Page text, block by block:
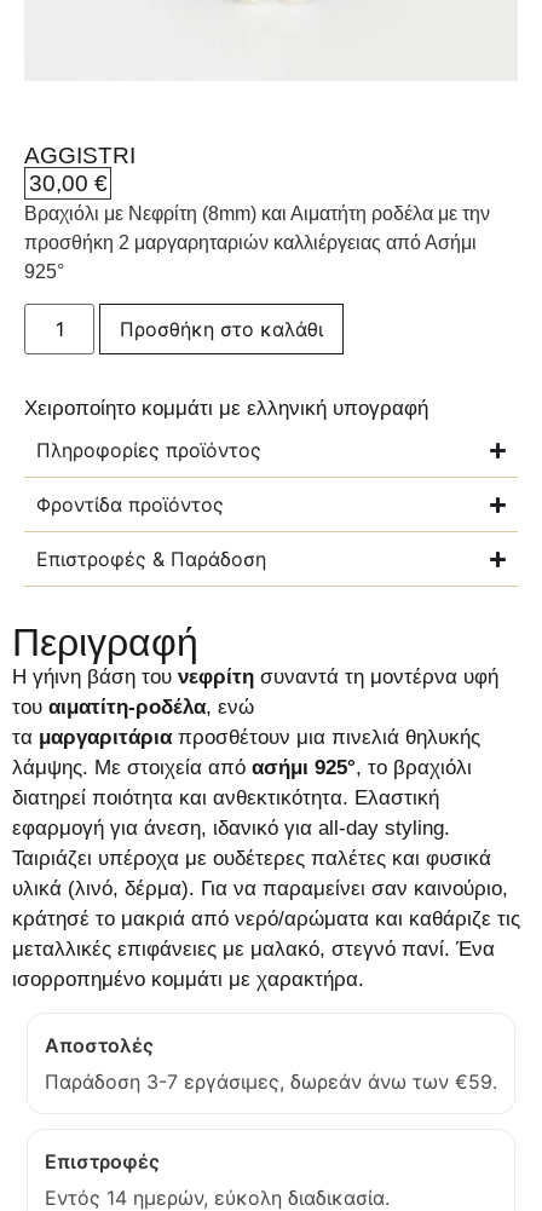
AGGISTRI
30,00 €
Βραχιόλι με Νεφρίτη (8mm) και Αιματήτη ροδέλα με την
προσθήκη 2 μαργαρηταριών καλλιέργειας από Ασήμι
925°
Προσθήκη στο καλάθι
Χειροποίητο κομμάτι με ελληνική υπογραφή
Πληροφορίες προϊόντος
Φροντίδα προϊόντος
Επιστροφές & Παράδοση
Περιγραφή
Η γήινη βάση του νεφρίτη συναντά τη μοντέρνα υφή
του αιματίτη-ροδέλα, ενώ
τα μαργαριτάρια προσθέτουν μια πινελιά θηλυκής
λάμψης. Με στοιχεία από ασήμι 925°, το βραχιόλι
διατηρεί ποιότητα και ανθεκτικότητα. Ελαστική
εφαρμογή για άνεση, ιδανικό για all-day styling.
Ταιριάζει υπέροχα με ουδέτερες παλέτες και φυσικά
υλικά (λινό, δέρμα). Για να παραμείνει σαν καινούριο,
κράτησέ το μακριά από νερό/αρώματα και καθάριζε τις
μεταλλικές επιφάνειες με μαλακό, στεγνό πανί. Ένα
ισορροπημένο κομμάτι με χαρακτήρα.
Αποστολές
Παράδοση 3-7 εργάσιμες, δωρεάν άνω των €59.
Επιστροφές
Εντός 14 ημερών, εύκολη διαδικασία.